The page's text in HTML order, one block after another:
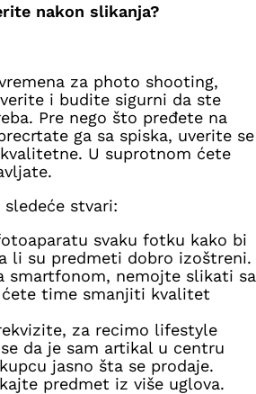
nakon slikanja?
za photo shooting,
i budite sigurni da ste
Pre nego što pređete na
ga sa spiska, uverite se
U suprotnom ćete
stvari:
svaku fotku kako bi
li su predmeti dobro izoštreni.
smartfonom, nemojte slikati sa
time smanjiti kvalitet
za recimo lifestyle
da je sam artikal u centru
jasno šta se prodaje.
predmet iz više uglova.